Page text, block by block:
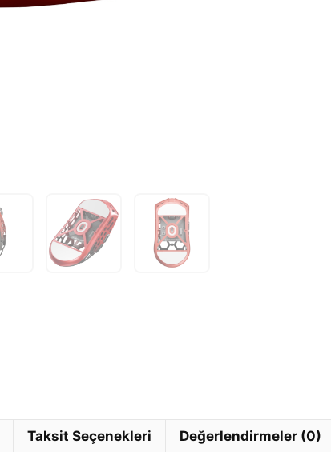
Taksit Seçenekleri Değerlendirmeler (0)